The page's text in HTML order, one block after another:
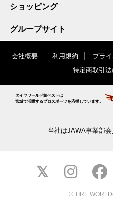
ショッピング
グループサイト
会社概要 利用規約 プラ
特定商取引
タイヤワールド館ベストは
宮城で活躍するプロスポーツを応援しています。
当社はJAWA事業部会
© TIRE